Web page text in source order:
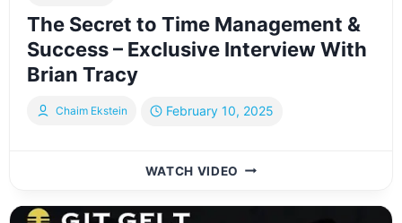
The Secret to Time Management &
Success – Exclusive Interview With
Brian Tracy
Chaim Ekstein February 10, 2025
WATCH VIDEO THE
TO